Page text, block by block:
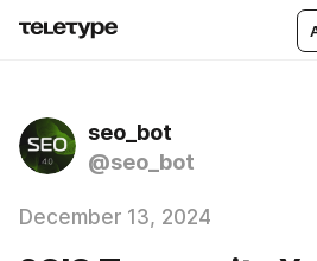
seo_bot
@seo_bot
December 13, 2024